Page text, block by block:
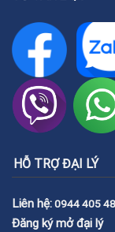
HỖ TRỢ ĐẠI LÝ
Liên hệ:0944 405
Đăng ký mở đại lý